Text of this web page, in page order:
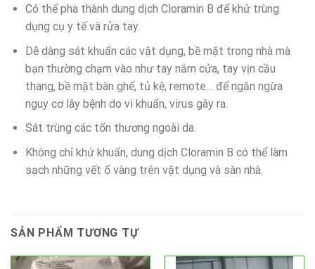
Có thể pha thành dung dịch Cloramin B để khử trùng
dụng cụ y tế và rửa tay.
Dễ dàng sát khuẩn các vật dụng, bề mặt trong nhà mà
bạn thường chạm vào như tay nắm cửa, tay vịn cầu
thang, bề mặt bàn ghế, tủ kệ, remote… để ngăn ngừa
nguy cơ lây bệnh do vi khuẩn, virus gây ra.
Sát trùng các tổn thương ngoài da.
Không chỉ khử khuẩn, dung dịch Cloramin B có thể làm
sạch những vết ố vàng trên vật dụng và sàn nhà.
SẢN PHẨM TƯƠNG TỰ